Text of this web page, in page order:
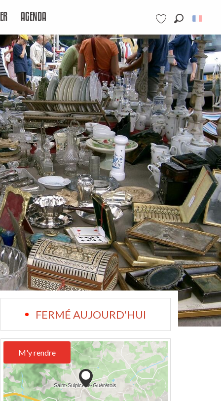
Voir les favoris
AGENDA
FERMÉ AUJOURD'HUI
M'y rendre